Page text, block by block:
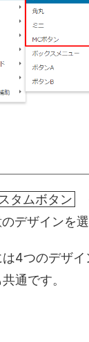
タムボタン
ザインを
4つのデザ
通です。